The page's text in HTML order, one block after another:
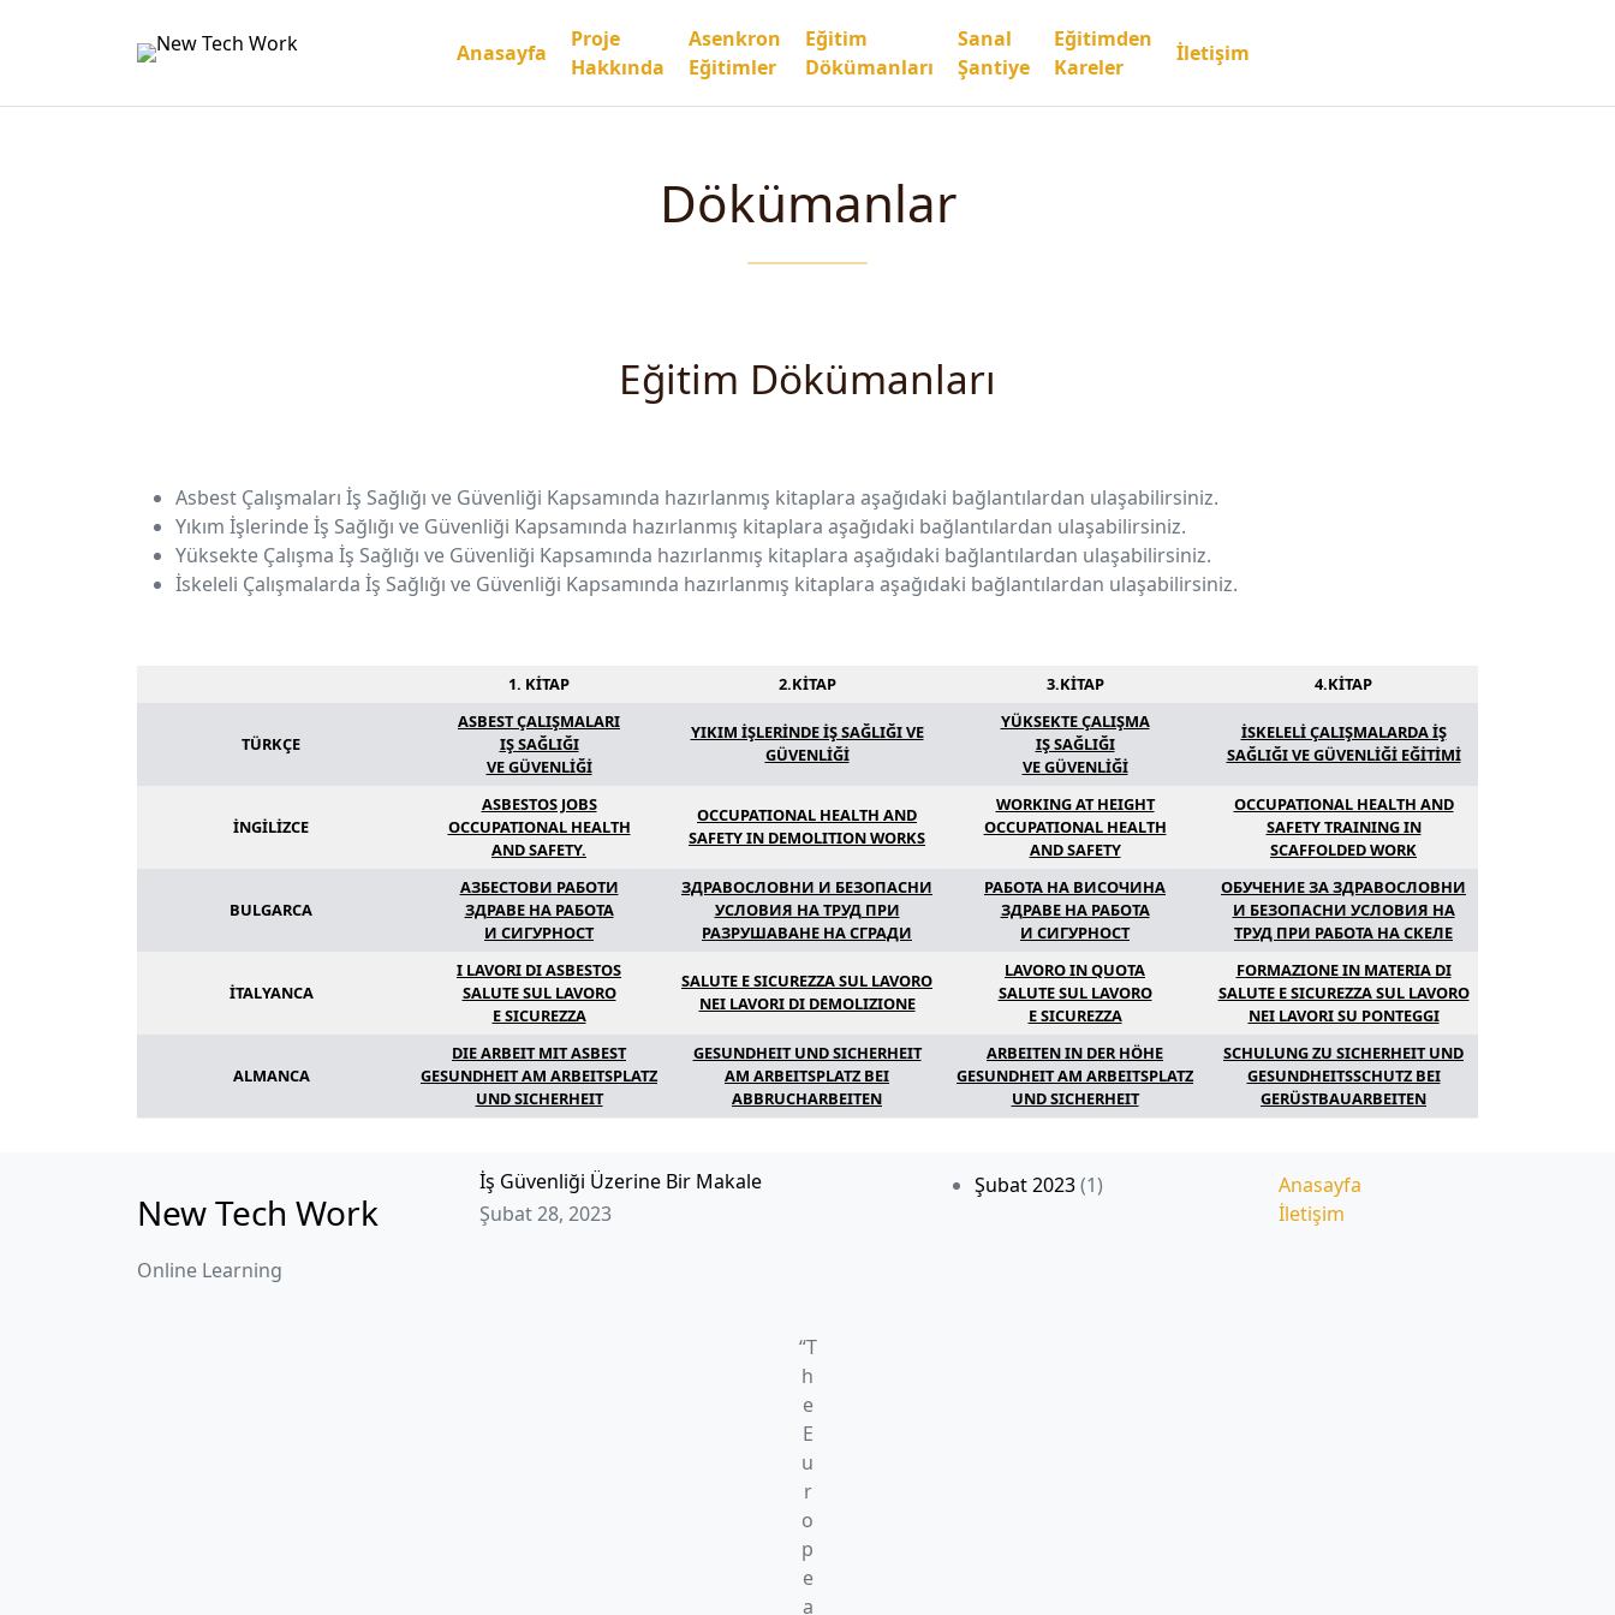
Anasayfa
Proje
Hakkında
Asenkron
Eğitimler
Eğitim
Dökümanları
Sanal
Şantiye
Eğitimden
Kareler
İletişim
Dökümanlar
Eğitim Dökümanları
Asbest Çalışmaları İş Sağlığı ve Güvenliği Kapsamında hazırlanmış kitaplara aşağıdaki bağlantılardan ulaşabilirsiniz.
Yıkım İşlerinde İş Sağlığı ve Güvenliği Kapsamında hazırlanmış kitaplara aşağıdaki bağlantılardan ulaşabilirsiniz.
Yüksekte Çalışma İş Sağlığı ve Güvenliği Kapsamında hazırlanmış kitaplara aşağıdaki bağlantılardan ulaşabilirsiniz.
İskeleli Çalışmalarda İş Sağlığı ve Güvenliği Kapsamında hazırlanmış kitaplara aşağıdaki bağlantılardan ulaşabilirsiniz.
1. KİTAP 2.KİTAP 3.KİTAP 4.KİTAP
TÜRKÇE
ASBEST ÇALIŞMALARI
IŞ SAĞLIĞI
VE GÜVENLİĞİ
YIKIM İŞLERİNDE İŞ SAĞLIĞI VE
GÜVENLİĞİ
YÜKSEKTE ÇALIŞMA
IŞ SAĞLIĞI
VE GÜVENLİĞİ
İSKELELİ ÇALIŞMALARDA İŞ
SAĞLIĞI VE GÜVENLİĞİ EĞİTİMİ
İNGİLİZCE
ASBESTOS JOBS
OCCUPATIONAL HEALTH
AND SAFETY.
OCCUPATIONAL HEALTH AND
SAFETY IN DEMOLITION WORKS
WORKING AT HEIGHT
OCCUPATIONAL HEALTH
AND SAFETY
OCCUPATIONAL HEALTH AND
SAFETY TRAINING IN
SCAFFOLDED WORK
BULGARCA
АЗБЕСТОВИ РАБОТИ
ЗДРАВЕ НА РАБОТА
И СИГУРНОСТ
ЗДРАВОСЛОВНИ И БЕЗОПАСНИ
УСЛОВИЯ НА ТРУД ПРИ
РАЗРУШАВАНЕ НА СГРАДИ
РАБОТА НА ВИСОЧИНА
ЗДРАВЕ НА РАБОТА
И СИГУРНОСТ
ОБУЧЕНИЕ ЗА ЗДРАВОСЛОВНИ
И БЕЗОПАСНИ УСЛОВИЯ НА
ТРУД ПРИ РАБОТА НА СКЕЛЕ
İTALYANCA
I LAVORI DI ASBESTOS
SALUTE SUL LAVORO
E SICUREZZA
SALUTE E SICUREZZA SUL LAVORO
NEI LAVORI DI DEMOLIZIONE
LAVORO IN QUOTA
SALUTE SUL LAVORO
E SICUREZZA
FORMAZIONE IN MATERIA DI
SALUTE E SICUREZZA SUL LAVORO
NEI LAVORI SU PONTEGGI
ALMANCA
DIE ARBEIT MIT ASBEST
GESUNDHEIT AM ARBEITSPLATZ
UND SICHERHEIT
GESUNDHEIT UND SICHERHEIT
AM ARBEITSPLATZ BEI
ABBRUCHARBEITEN
ARBEITEN IN DER HÖHE
GESUNDHEIT AM ARBEITSPLATZ
UND SICHERHEIT
SCHULUNG ZU SICHERHEIT UND
GESUNDHEITSSCHUTZ BEI
GERÜSTBAUARBEITEN
New Tech Work
Online Learning
İş Güvenliği Üzerine Bir Makale
Şubat 28, 2023
Şubat 2023(1)
Anasayfa
İletişim
“T
h
e
E
u
r
o
p
e
a